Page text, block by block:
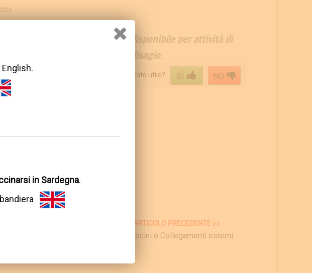
è temporaneamente non disponibile per attività di
Ci scusiamo per l’eventuale disagio.
Questo contenuto ti è stato utile? SÌ NO
Condividi questa pagina:
ARTICOLO PRECEDENTE
Patrocini e Collegamenti esterni
in Sardegna.